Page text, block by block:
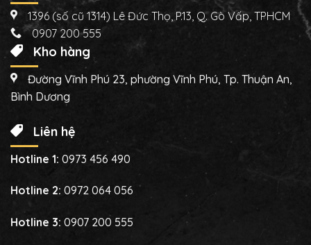
1396 (số cũ 1314) Lê Đức Thọ, P.13, Q. Gò Vấp, TPHCM
0907 200 555
Kho hàng
Đường Vĩnh Phú 23, phường Vĩnh Phú, Tp. Thuận An,
Bình Dương
Liên hệ
Hotline 1: 0973 456 490
Hotline 2: 0972 064 056
Hotline 3: 0907 200 555